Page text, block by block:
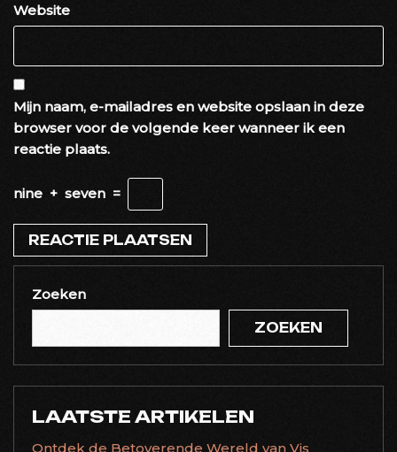
Website
Mijn naam, e-mailadres en website opslaan in deze
browser voor de volgende keer wanneer ik een
reactie plaats.
nine + seven =
Zoeken
ZOEKEN
LAATSTE ARTIKELEN
Ontdek de Betoverende Wereld van Vis